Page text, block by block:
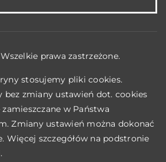
prawa zastrzeżone.
stosujemy pliki cookies.
bez zmiany ustawień dot. cookies
w Państwa
Zmiany ustawień można dokonać
Więcej szczegółów na podstronie
.